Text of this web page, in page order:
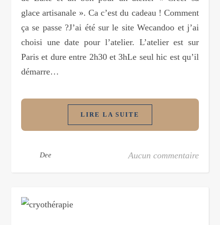
glace artisanale ». Ca c’est du cadeau ! Comment
ça se passe ?J’ai été sur le site Wecandoo et j’ai
choisi une date pour l’atelier. L’atelier est sur
Paris et dure entre 2h30 et 3hLe seul hic est qu’il
démarre…
LIRE LA SUITE
Dee Aucun commentaire